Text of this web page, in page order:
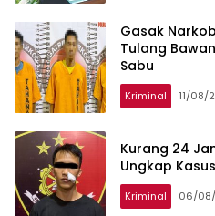
Gasak
Tulang
Sabu
Kriminal 11/08/
Kurang 24
Ungkap
Kriminal 06/